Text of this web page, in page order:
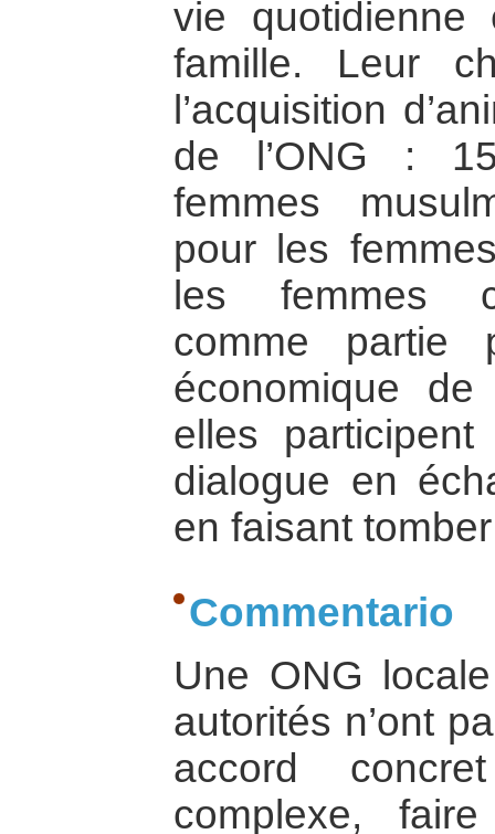
vie
famille. Leur
l’acquisition
de l’ONG :
femmes
pour les
les femmes
comme partie
économique de
elles
dialogue en
en faisant
Commentario
Une ONG
autorités n’ont
accord
complexe,